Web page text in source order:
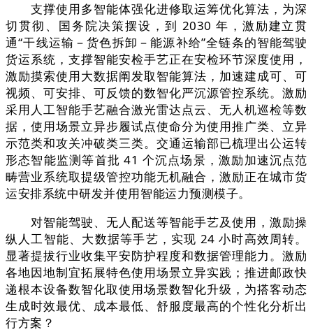
支撑使用多智能体强化进修取运筹优化算法，为深
切贯彻、国务院决策摆设，到 2030 年，激励建立贯
通“干线运输－货色拆卸－能源补给”全链条的智能驾驶
货运系统，支撑智能安检手艺正在安检环节深度使用，
激励摸索使用大数据阐发取智能算法，加速建成可、可
视频、可安排、可反馈的数智化严沉源管控系统。激励
采用人工智能手艺融合激光雷达点云、无人机巡检等数
据，使用场景立异步履试点使命分为使用推广类、立异
示范类和攻关冲破类三类。交通运输部已梳理出公运转
形态智能监测等首批 41 个沉点场景，激励加速沉点范
畴营业系统取提级管控功能无机融合，激励正在城市货
运安排系统中研发并使用智能运力预测模子。
对智能驾驶、无人配送等智能手艺及使用，激励操
纵人工智能、大数据等手艺，实现 24 小时高效周转。
显著提拔行业收集平安防护程度和数据管理能力。激励
各地因地制宜拓展特色使用场景立异实践；推进邮政快
递根本设备数智化取使用场景数智化升级，为搭客动态
生成时效最优、成本最低、舒服度最高的个性化分析出
行方案？